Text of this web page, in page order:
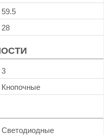
59.5
28
3
Кнопочные
Светодиодные